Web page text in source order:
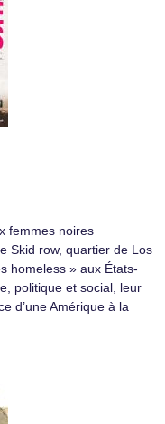
femmes noires
Skid row, quartier de Los
homeless » aux États-
politique et social, leur
d’une Amérique à la